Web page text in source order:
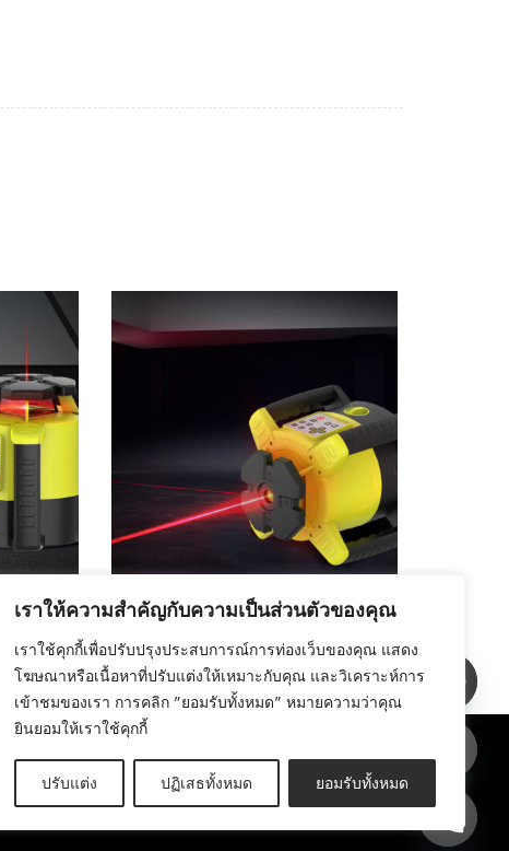
เราให้ความสำคัญกับความเป็นส่วนตัวของคุณ
เราใช้คุกกี้เพื่อปรับปรุงประสบการณ์การท่องเว็บของคุณ แสดง
โฆษณาหรือเนื้อหาที่ปรับแต่งให้เหมาะกับคุณ และวิเคราะห์การ
เข้าชมของเรา การคลิก "ยอมรับทั้งหมด" หมายความว่าคุณ
ยินยอมให้เราใช้คุกกี้
ปรับแต่ง ปฏิเสธทั้งหมด ยอมรับทั้งหมด
เคอาร์แอล-440
เลเซอร์โรตารี KRL-440
ยูทูป